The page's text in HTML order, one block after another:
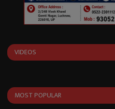
VIDEOS
MOST POPULAR